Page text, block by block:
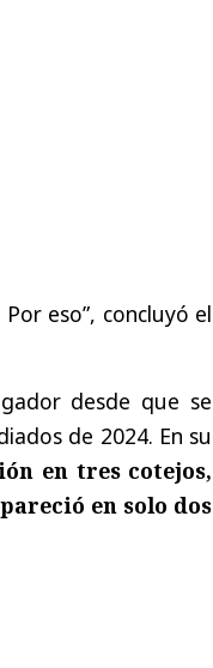
eso”, concluyó el
desde que se
de 2024. En su
en tres cotejos,
en solo dos